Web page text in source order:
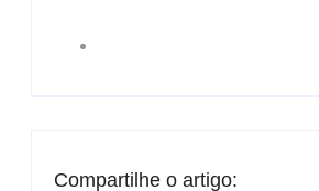
Compartilhe o artigo: